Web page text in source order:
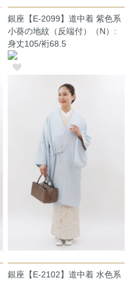
銀座【E-2099】道中着 紫色系
小葵の地紋（反端付）（N）:
身丈105/裄68.5
銀座【E-2102】道中着 水色系